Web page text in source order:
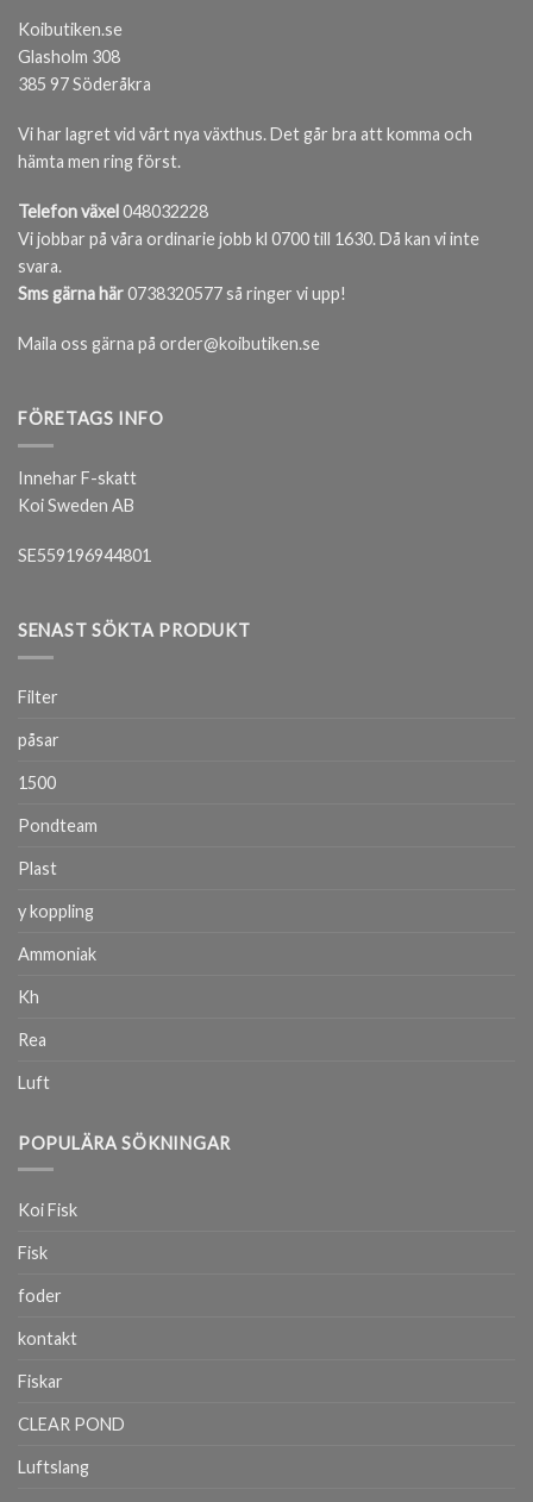
Koibutiken.se
Glasholm 308
385 97 Söderåkra
Vi har lagret vid vårt nya växthus. Det går bra att komma och
hämta men ring först.
Telefon växel048032228
Vi jobbar på våra ordinarie jobb kl 0700 till 1630. Då kan vi inte
svara.
Sms gärna här0738320577 så ringer vi upp!
Maila oss gärna på order@koibutiken.se
FÖRETAGS INFO
Innehar F-skatt
Koi Sweden AB
SE559196944801
SENAST SÖKTA PRODUKT
Filter
påsar
1500
Pondteam
Plast
y koppling
Ammoniak
Kh
Rea
Luft
POPULÄRA SÖKNINGAR
Koi Fisk
Fisk
foder
kontakt
Fiskar
CLEAR POND
Luftslang